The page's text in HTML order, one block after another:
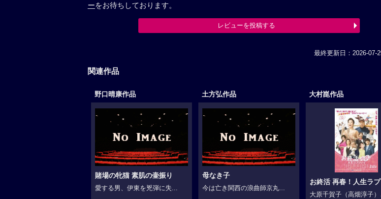
ーをお待ちしております。
レビューを投稿する
最終更新日：2026-07-
関連作品
野口晴康作品
賭場の牝猫 素肌の壷振り
愛する男、伊東を兇弾に失...
土方弘作品
母なき子
今は亡き関西の浪曲師京丸...
大村崑作品
お終活 再春！人生ラ
大原千賀子（高畑淳子